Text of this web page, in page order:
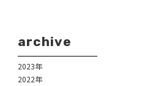
archive
2023年
2022年